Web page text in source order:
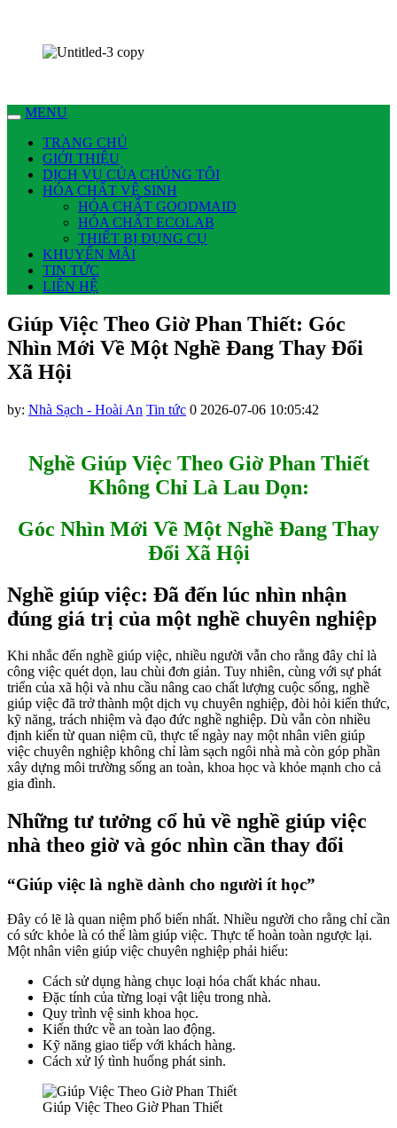
MENU
TRANG CHỦ
GIỚI THIỆU
DỊCH VỤ CỦA CHÚNG TÔI
HÓA CHẤT VỆ SINH
HÓA CHẤT GOODMAID
HÓA CHẤT ECOLAB
THIẾT BỊ DỤNG CỤ
KHUYẾN MÃI
TIN TỨC
LIÊN HỆ
Giúp Việc Theo Giờ Phan Thiết: Góc
Nhìn Mới Về Một Nghề Đang Thay Đổi
Xã Hội
by: Nhà Sạch - Hoài An Tin tức 0 2026-07-06 10:05:42
Nghề Giúp Việc Theo Giờ Phan Thiết
Không Chỉ Là Lau Dọn:
Góc Nhìn Mới Về Một Nghề Đang Thay
Đổi Xã Hội
Nghề giúp việc: Đã đến lúc nhìn nhận
đúng giá trị của một nghề chuyên nghiệp
Khi nhắc đến nghề giúp việc, nhiều người vẫn cho rằng đây chỉ là
công việc quét dọn, lau chùi đơn giản. Tuy nhiên, cùng với sự phát
triển của xã hội và nhu cầu nâng cao chất lượng cuộc sống, nghề
giúp việc đã trở thành một dịch vụ chuyên nghiệp, đòi hỏi kiến thức,
kỹ năng, trách nhiệm và đạo đức nghề nghiệp. Dù vẫn còn nhiều
định kiến từ quan niệm cũ, thực tế ngày nay một nhân viên giúp
việc chuyên nghiệp không chỉ làm sạch ngôi nhà mà còn góp phần
xây dựng môi trường sống an toàn, khoa học và khỏe mạnh cho cả
gia đình.
Những tư tưởng cổ hủ về nghề giúp việc
nhà theo giờ và góc nhìn cần thay đổi
“Giúp việc là nghề dành cho người ít học”
Đây có lẽ là quan niệm phổ biến nhất. Nhiều người cho rằng chỉ cần
có sức khỏe là có thể làm giúp việc. Thực tế hoàn toàn ngược lại.
Một nhân viên giúp việc chuyên nghiệp phải hiểu:
Cách sử dụng hàng chục loại hóa chất khác nhau.
Đặc tính của từng loại vật liệu trong nhà.
Quy trình vệ sinh khoa học.
Kiến thức về an toàn lao động.
Kỹ năng giao tiếp với khách hàng.
Cách xử lý tình huống phát sinh.
Giúp Việc Theo Giờ Phan Thiết